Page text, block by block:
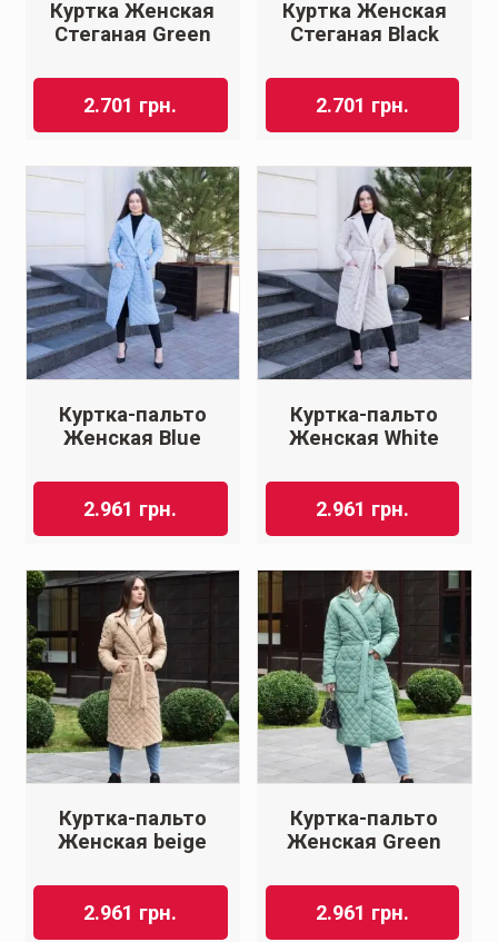
Куртка Женская
Стеганая Green
2.701 грн.
Куртка Женская
Стеганая Black
2.701 грн.
Куртка-пальто
Женская Blue
2.961 грн.
Куртка-пальто
Женская White
2.961 грн.
Куртка-пальто
Женская beige
2.961 грн.
Куртка-пальто
Женская Green
2.961 грн.